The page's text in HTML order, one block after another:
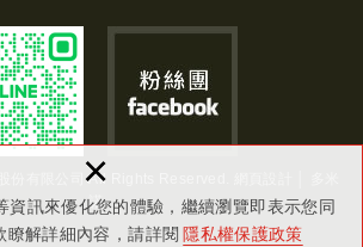
資訊來優化您的體驗，繼續瀏覽即表示您同
瞭解詳細內容，請詳閱 隱私權保護政策
×
份有限公司 All Rights Reserved.
諾